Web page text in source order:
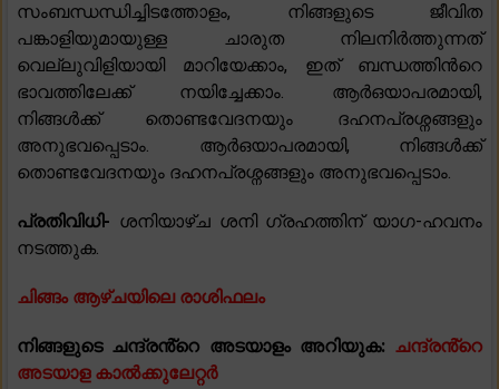
സംബന്ധന്ധിച്ചിടത്തോളം, നിങ്ങളുടെ ജീവിത
പങ്കാളിയുമായുള്ള ചാരുത നിലനിർത്തുന്നത്
വെല്ലുവിളിയായി മാറിയേക്കാം, ഇത് ബന്ധത്തിൻറെ
ഭാവത്തിലേക്ക് നയിച്ചേക്കാം. ആർഒയാപരമായി,
നിങ്ങൾക്ക് തൊണ്ടവേദനയും ദഹനപ്രശ്നങ്ങളും
അനുഭവപ്പെടാം. ആർഒയാപരമായി, നിങ്ങൾക്ക്
തൊണ്ടവേദനയും ദഹനപ്രശ്നങ്ങളും അനുഭവപ്പെടാം.
പ്രതിവിധി- ശനിയാഴ്ച ശനി ഗ്രഹത്തിന് യാഗ-ഹവനം
നടത്തുക.
ചിങ്ങം ആഴ്ചയിലെ രാശിഫലം
നിങ്ങളുടെ ചന്ദ്രൻ്റെ അടയാളം അറിയുക: ചന്ദ്രൻ്റെ
അടയാള കാൽക്കുലേറ്റർ